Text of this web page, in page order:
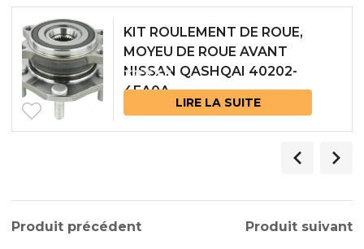
KIT ROULEMENT DE ROUE,
MOYEU DE ROUE AVANT
NISSAN QASHQAI 40202-
4EA0A
LIRE LA SUITE
Produit précédent Produit suivant